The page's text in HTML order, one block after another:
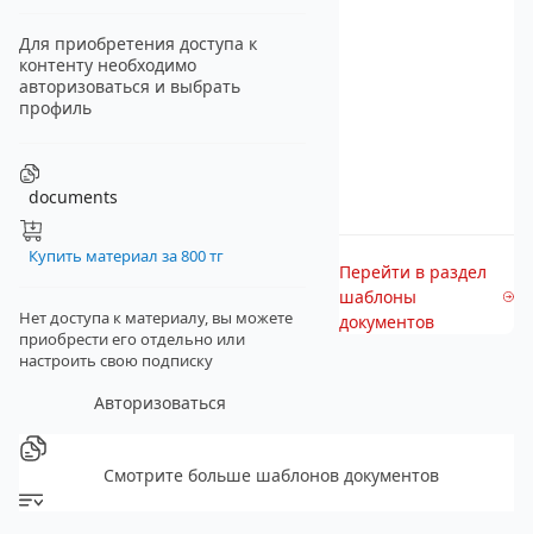
Для приобретения доступа к
контенту необходимо
авторизоваться и выбрать
профиль
documents
Купить материал за 800 тг
Нет доступа к материалу, вы можете
приобрести его отдельно или
настроить свою подписку
Авторизоваться
Перейти в раздел
шаблоны
документов
Смотрите больше шаблонов документов